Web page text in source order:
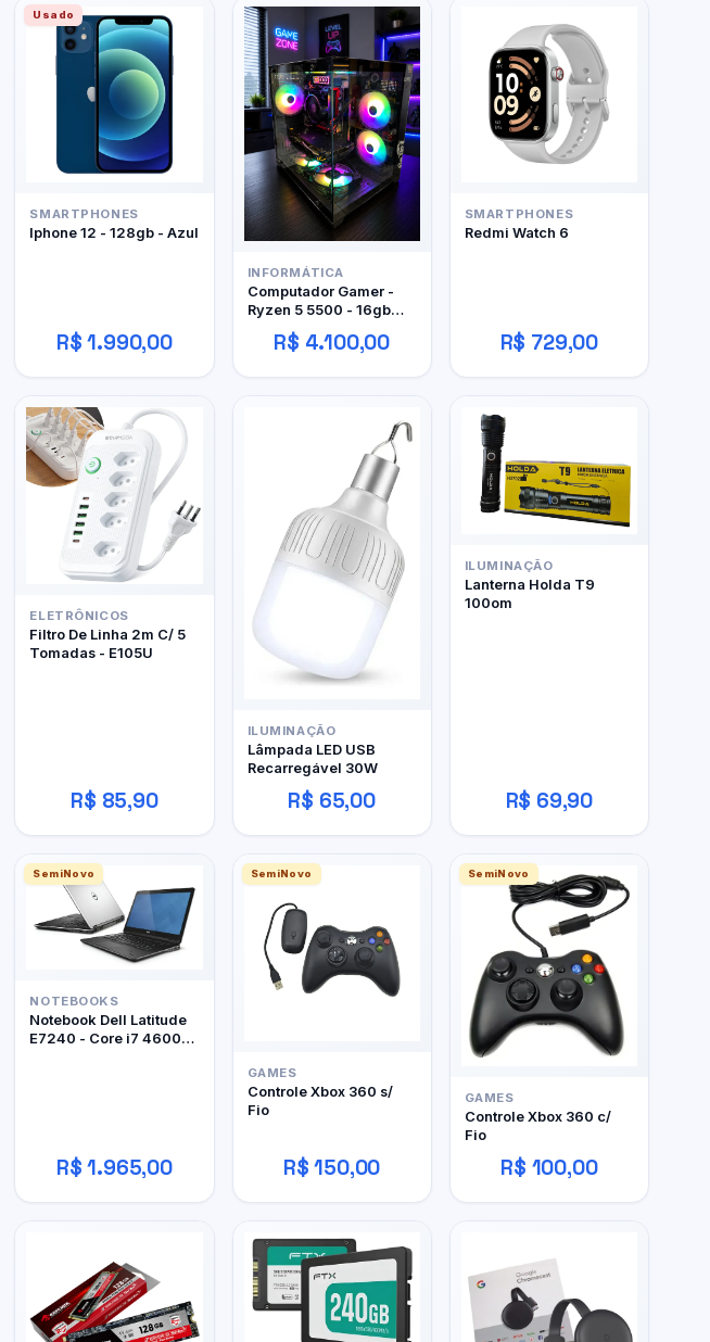
Usado
SMARTPHONES
Iphone 12 - 128gb - Azul
R$ 1.990,00
INFORMÁTICA
Computador Gamer -
Ryzen 5 5500 - 16gb
DDR4 - 480GB SSD - RX
480 4gb
R$ 4.100,00
SMARTPHONES
Redmi Watch 6
R$ 729,00
ELETRÔNICOS
Filtro De Linha 2m C/ 5
Tomadas - E105U
R$ 85,90
ILUMINAÇÃO
Lâmpada LED USB
Recarregável 30W
R$ 65,00
ILUMINAÇÃO
Lanterna Holda T9
100om
R$ 69,90
SemiNovo
NOTEBOOKS
Notebook Dell Latitude
E7240 - Core i7 4600U
R$ 1.965,00
SemiNovo
GAMES
Controle Xbox 360 s/
Fio
R$ 150,00
SemiNovo
GAMES
Controle Xbox 360 c/
Fio
R$ 100,00